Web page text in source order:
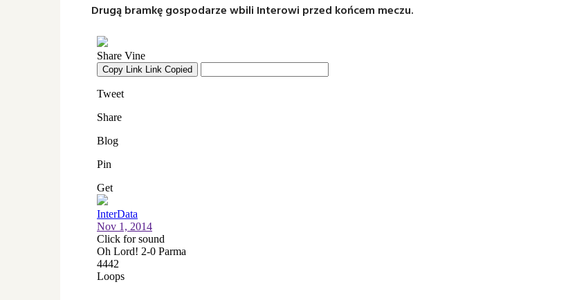
Drugą bramkę gospodarze wbili Interowi przed końcem meczu.